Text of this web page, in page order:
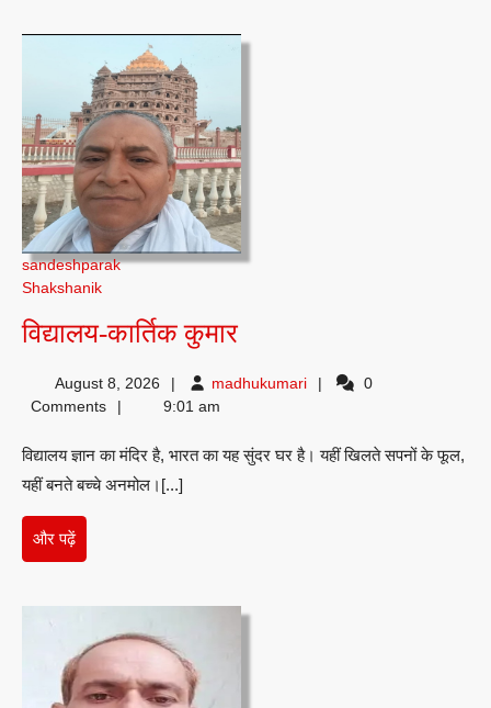
sandeshparak
Shakshanik
विद्यालय-कार्तिक कुमारविद्यालय-
कुमार
August 8, 2026 madhukumarimadhukumari
0
Comments
9:01 am
विद्यालय ज्ञान का मंदिर है, भारत का यह सुंदर घर है। यहीं खिलते सपनों के फूल,
यहीं बनते बच्चे अनमोल।[...]
और पढ़ेंऔर
पढ़ें